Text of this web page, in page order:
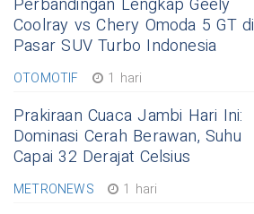
Perbandingan Lengkap Geely
Coolray vs Chery Omoda 5 GT di
Pasar SUV Turbo Indonesia
OTOMOTIF 1 hari
Prakiraan Cuaca Jambi Hari Ini:
Dominasi Cerah Berawan, Suhu
Capai 32 Derajat Celsius
METRONEWS 1 hari